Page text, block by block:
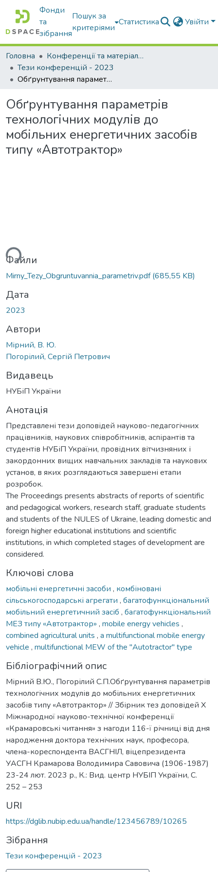
Фонди
та
зібрання
Пошук за
критеріями
Статистика Увійти
Головна
Конференції та матеріали конференцій
Тези конференцій - 2023
Обґрунтування параметрів технологічних модулів до мобільних енергетичних засобів типу «Автотрактор»
Обґрунтування параметрів
технологічних модулів до
мобільних енергетичних засобів
типу «Автотрактор»
Файли
Mirny_Tezy_Obgruntuvannia_parametriv.pdf(685,55 KB)
Дата
2023
Автори
Мірний, В. Ю.
Погорілий, Сергій Петрович
Видавець
НУБіП України
Анотація
Представлені тези доповідей науково-педагогічних
працівників, наукових співробітників, аспірантів та
студентів НУБіП України, провідних вітчизняних і
закордонних вищих навчальних закладів та наукових
установ, в яких розглядаються завершені етапи
розробок.
The Proceedings presents abstracts of reports of scientific
and pedagogical workers, research staff, graduate students
and students of the NULES of Ukraine, leading domestic and
foreign higher educational institutions and scientific
institutions, in which completed stages of development are
considered.
Ключові слова
мобільні енергетичні засоби , комбіновані
сільськогосподарські агрегати , багатофункціональний
мобільний енергетичний засіб , багатофункціональний
МЕЗ типу «Автотрактор» , mobile energy vehicles ,
combined agricultural units , a multifunctional mobile energy
vehicle , multifunctional MEW of the "Autotractor" type
Бібліографічний опис
Мірний В.Ю., Погорілий С.П.Обґрунтування параметрів
технологічних модулів до мобільних енергетичних
засобів типу «Автотрактор» // Збірник тез доповідей Х
Міжнародної науково-технічної конференції
«Крамаровські читання» з нагоди 116-ї річниці від дня
народження доктора технічних наук, професора,
члена-кореспондента ВАСГНІЛ, віцепрезидента
УАСГН Крамарова Володимира Савовича (1906-1987)
23-24 лют. 2023 р., К.: Вид. центр НУБІП України, С.
252 – 253
URI
https://dglib.nubip.edu.ua/handle/123456789/10265
Зібрання
Тези конференцій - 2023